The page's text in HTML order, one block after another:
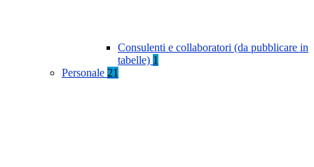
Consulenti e collaboratori (da pubblicare in
tabelle) 1
Personale 21